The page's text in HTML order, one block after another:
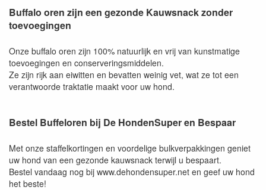
Buffalo oren zijn een gezonde Kauwsnack zonder
toevoegingen
Onze buffalo oren zijn 100% natuurlijk en vrij van kunstmatige
toevoegingen en conserveringsmiddelen.
Ze zijn rijk aan eiwitten en bevatten weinig vet, wat ze tot een
verantwoorde traktatie maakt voor uw hond.
Bestel Buffeloren bij De HondenSuper en Bespaar
Met onze staffelkortingen en voordelige bulkverpakkingen geniet
uw hond van een gezonde kauwsnack terwijl u bespaart.
Bestel vandaag nog bij www.dehondensuper.net en geef uw hond
het beste!